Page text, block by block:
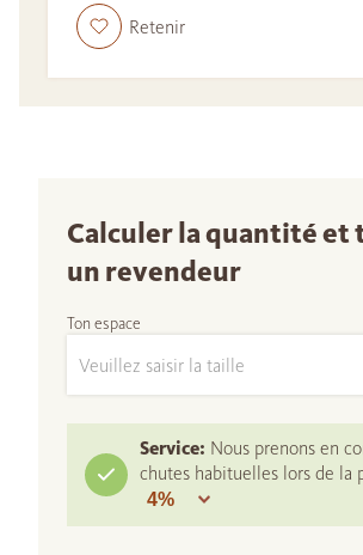
Retenir
Calculer la quantité et
un revendeur
Ton espace
Service: Nous prenons en
chutes habituelles lors de la